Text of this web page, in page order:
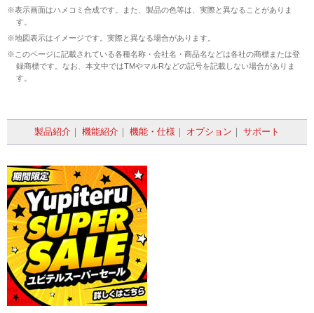
※表示画面はハメコミ合成です。また、製品の色等は、実際と異なることがありま
す。
※地図表示はイメージです。実際と異なる場合があります。
※このページに記載されている各種名称・会社名・商品名などは各社の商標または登
録商標です。なお、本文中ではTMやマルRなどの記号を記載しない場合がありま
す。
製品紹介 ｜ 機能紹介 ｜ 機能・仕様 ｜ オプション ｜ サポート